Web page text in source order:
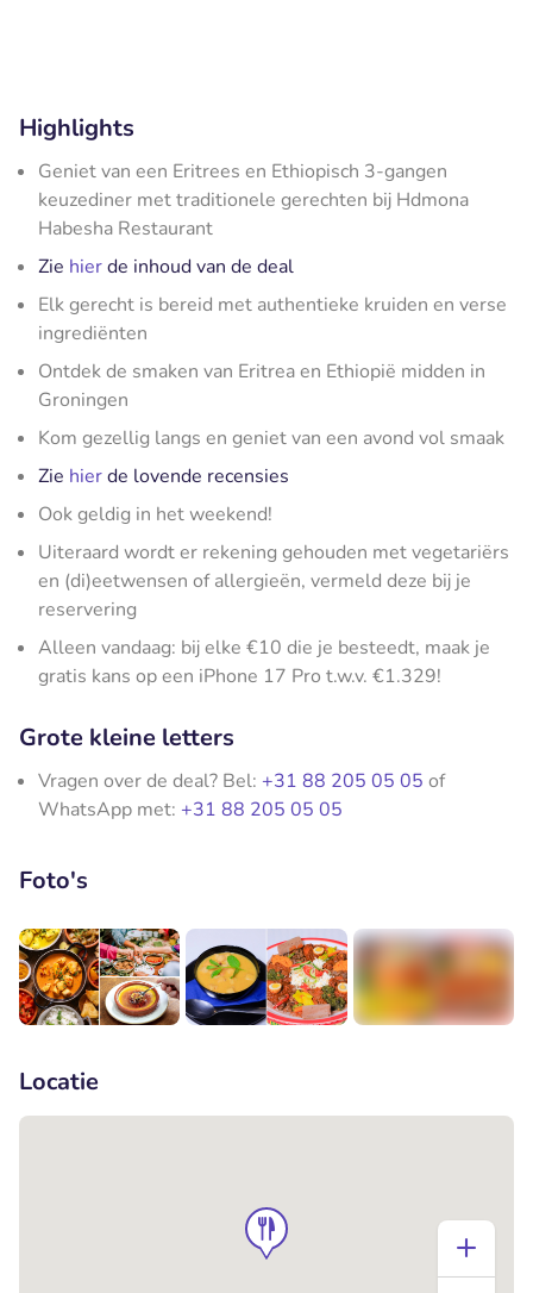
Highlights
Geniet van een Eritrees en Ethiopisch 3-gangen
keuzediner met traditionele gerechten bij Hdmona
Habesha Restaurant
Zie hierde inhoud van de deal
Elk gerecht is bereid met authentieke kruiden en verse
ingrediënten
Ontdek de smaken van Eritrea en Ethiopië midden in
Groningen
Kom gezellig langs en geniet van een avond vol smaak
Zie hierde lovende recensies
Ook geldig in het weekend!
Uiteraard wordt er rekening gehouden met vegetariërs
en (di)eetwensen of allergieën, vermeld deze bij je
reservering
Alleen vandaag: bij elke €10 die je besteedt, maak je
gratis kans op een iPhone 17 Pro t.w.v. €1.329!
Grote kleine letters
Vragen over de deal? Bel: +31 88 205 05 05 of
WhatsApp met: +31 88 205 05 05
Foto's
Locatie